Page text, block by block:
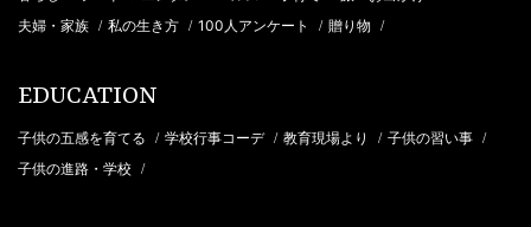
夫婦・家族 / 私の生き方 / 100人アンケート / 贈り物 /
EDUCATION
子供の五感を育てる / 学校行事コーデ / 教育現場より / 子供の習い事 /
子供の進路・学校 /